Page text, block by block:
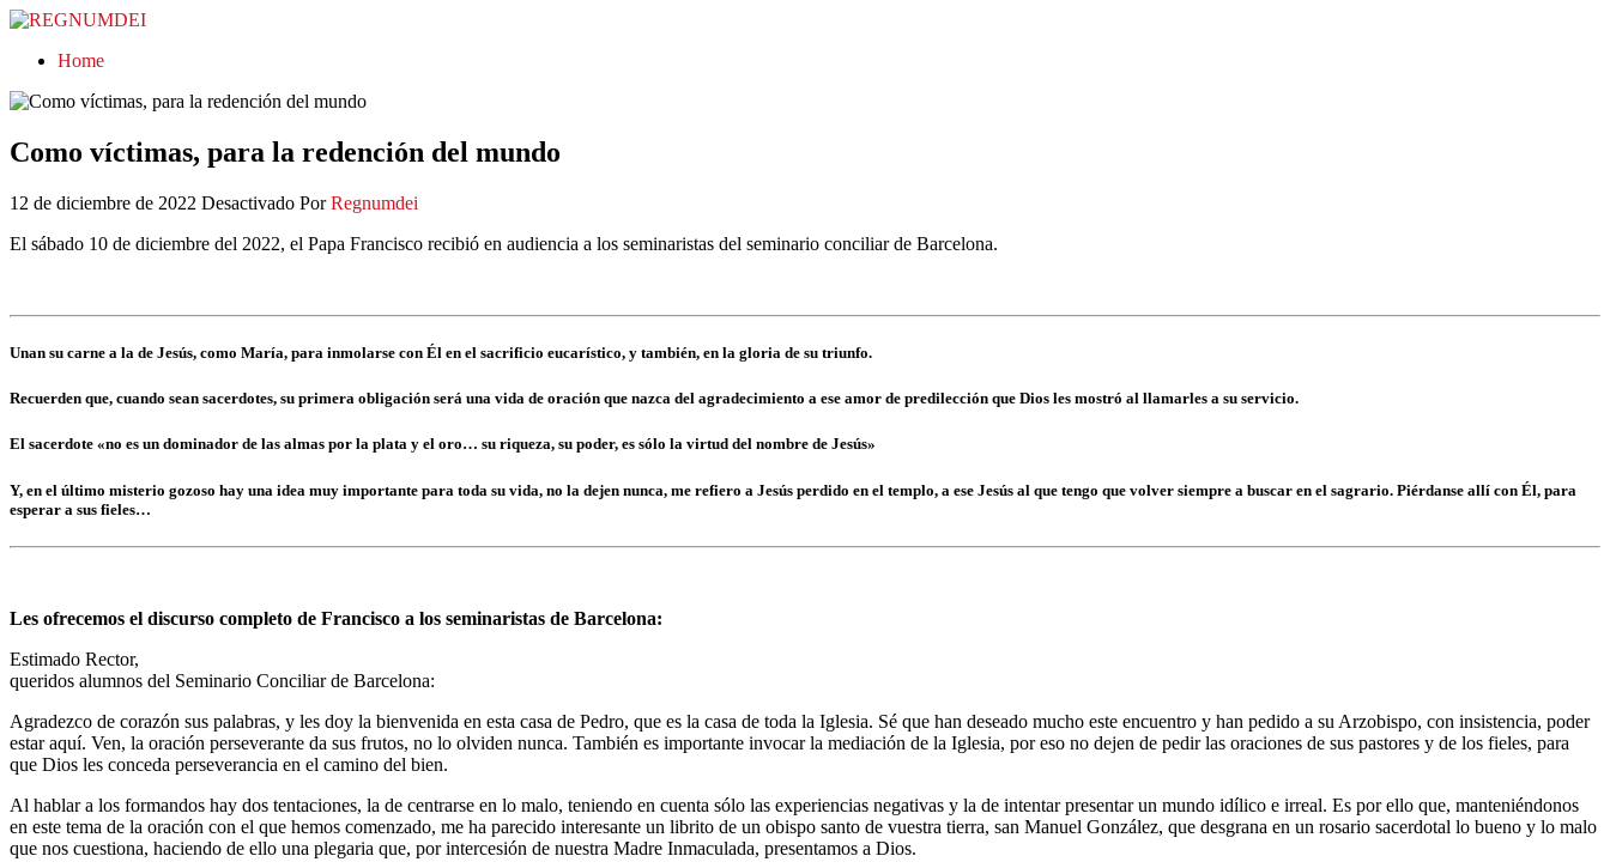
REGNUMDEI
Home
Como víctimas, para la redención del mundo
12 de diciembre de 2022 Desactivado Por Regnumdei
El sábado 10 de diciembre del 2022, el Papa Francisco recibió en audiencia a los seminaristas del seminario conciliar de Barcelona.
Unan su carne a la de Jesús, como María, para inmolarse con Él en el sacrificio eucarístico, y también, en la gloria de su triunfo.
Recuerden que, cuando sean sacerdotes, su primera obligación será una vida de oración que nazca del agradecimiento a ese amor de predilección que Dios les mostró al llamarles a su servicio.
El sacerdote «no es un dominador de las almas por la plata y el oro… su riqueza, su poder, es sólo la virtud del nombre de Jesús»
Y, en el último misterio gozoso hay una idea muy importante para toda su vida, no la dejen nunca, me refiero a Jesús perdido en el templo, a ese Jesús al que tengo que volver siempre a buscar en el sagrario. Piérdanse allí con Él, para
esperar a sus fieles…
Les ofrecemos el discurso completo de Francisco a los seminaristas de Barcelona:
Estimado Rector,
queridos alumnos del Seminario Conciliar de Barcelona:
Agradezco de corazón sus palabras, y les doy la bienvenida en esta casa de Pedro, que es la casa de toda la Iglesia. Sé que han deseado mucho este encuentro y han pedido a su Arzobispo, con insistencia, poder
estar aquí. Ven, la oración perseverante da sus frutos, no lo olviden nunca. También es importante invocar la mediación de la Iglesia, por eso no dejen de pedir las oraciones de sus pastores y de los fieles, para
que Dios les conceda perseverancia en el camino del bien.
Al hablar a los formandos hay dos tentaciones, la de centrarse en lo malo, teniendo en cuenta sólo las experiencias negativas y la de intentar presentar un mundo idílico e irreal. Es por ello que, manteniéndonos
en este tema de la oración con el que hemos comenzado, me ha parecido interesante un librito de un obispo santo de vuestra tierra, san Manuel González, que desgrana en un rosario sacerdotal lo bueno y lo malo
que nos cuestiona, haciendo de ello una plegaria que, por intercesión de nuestra Madre Inmaculada, presentamos a Dios.